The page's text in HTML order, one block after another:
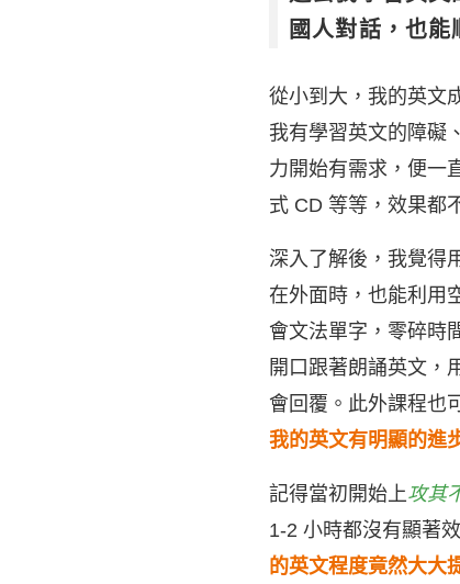
國人對話，也
從小到大，我的英文
我有學習英文的障礙
力開始有需求，便一
式 CD 等等，效果都
深入了解後，我覺得
在外面時，也能利用
會文法單字，零碎時
開口跟著朗誦英文，
會回覆。此外課程也
我的英文有明顯的進
記得當初開始上攻其
1-2 小時都沒有顯著
的英文程度竟然大大